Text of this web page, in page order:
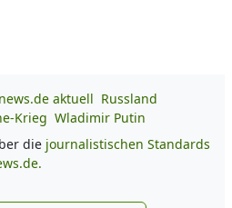
news.de aktuell Russland
Krieg Wladimir Putin
die journalistischen Standards